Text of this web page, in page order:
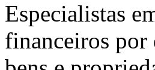
Especialistas
financeiros por